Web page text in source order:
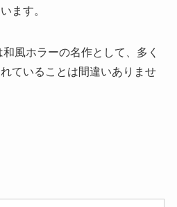
ます。
風ホラーの名作として、多く
ていることは間違いありませ